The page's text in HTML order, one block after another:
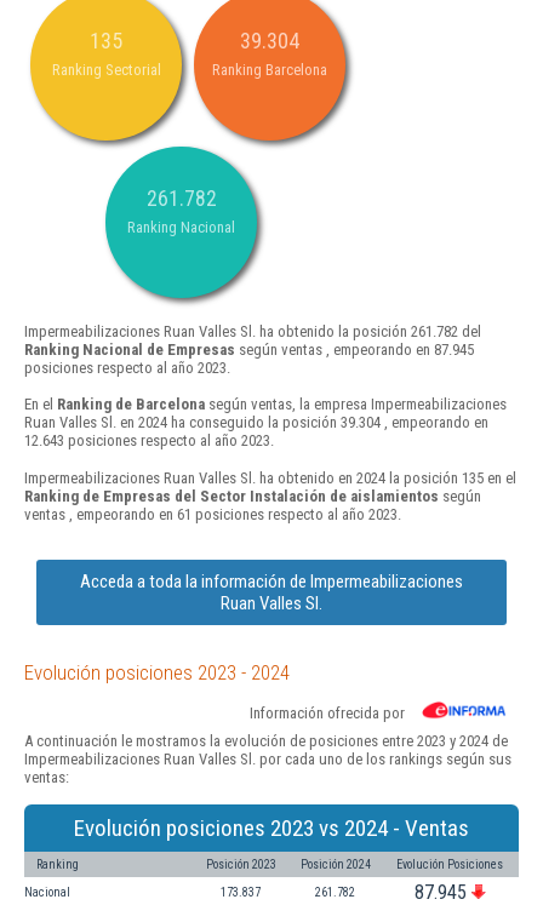
135
Ranking Sectorial
39.304
Ranking Barcelona
261.782
Ranking Nacional
Impermeabilizaciones Ruan Valles Sl. ha obtenido la posición 261.782 del
Ranking Nacional de Empresas según ventas , empeorando en 87.945
posiciones respecto al año 2023.
En el Ranking de Barcelona según ventas, la empresa Impermeabilizaciones
Ruan Valles Sl. en 2024 ha conseguido la posición 39.304 , empeorando en
12.643 posiciones respecto al año 2023.
Impermeabilizaciones Ruan Valles Sl. ha obtenido en 2024 la posición 135 en el
Ranking de Empresas del Sector Instalación de aislamientos según
ventas , empeorando en 61 posiciones respecto al año 2023.
Acceda a toda la información de Impermeabilizaciones
Ruan Valles Sl.
Evolución posiciones 2023 - 2024
Información ofrecida por
A continuación le mostramos la evolución de posiciones entre 2023 y 2024 de
Impermeabilizaciones Ruan Valles Sl. por cada uno de los rankings según sus
ventas:
Evolución posiciones 2023 vs 2024 - Ventas
Ranking Posición 2023 Posición 2024 Evolución Posiciones
Nacional 173.837 261.782 87.945